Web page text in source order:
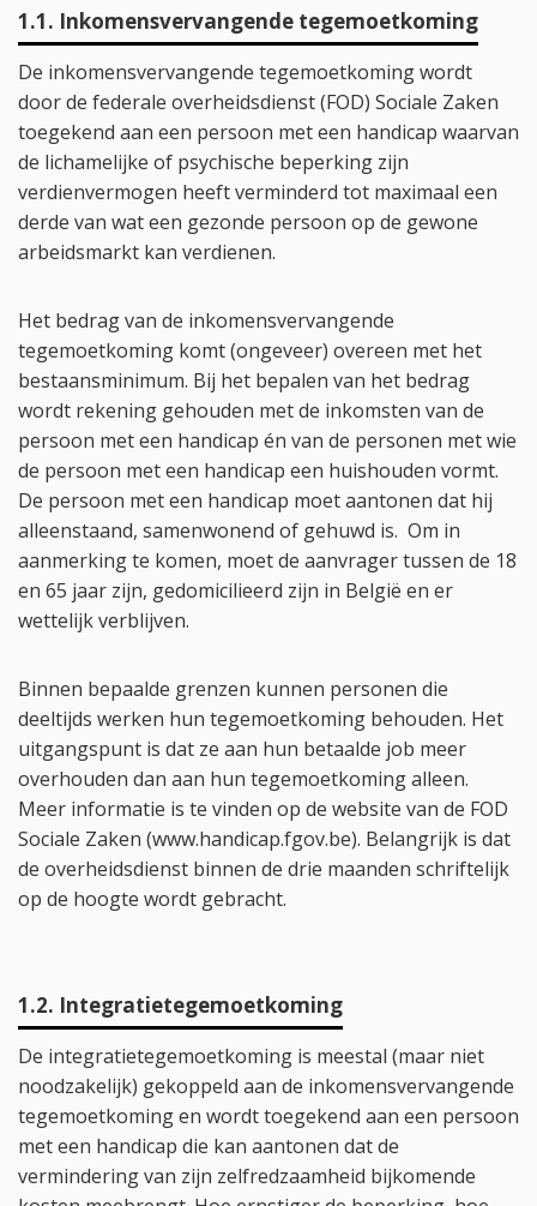
1.1. Inkomensvervangende tegemoetkoming
De inkomensvervangende tegemoetkoming wordt
door de federale overheidsdienst (FOD) Sociale Zaken
toegekend aan een persoon met een handicap waarvan
de lichamelijke of psychische beperking zijn
verdienvermogen heeft verminderd tot maximaal een
derde van wat een gezonde persoon op de gewone
arbeidsmarkt kan verdienen.
Het bedrag van de inkomensvervangende
tegemoetkoming komt (ongeveer) overeen met het
bestaansminimum. Bij het bepalen van het bedrag
wordt rekening gehouden met de inkomsten van de
persoon met een handicap én van de personen met wie
de persoon met een handicap een huishouden vormt.
De persoon met een handicap moet aantonen dat hij
alleenstaand, samenwonend of gehuwd is. Om in
aanmerking te komen, moet de aanvrager tussen de 18
en 65 jaar zijn, gedomicilieerd zijn in België en er
wettelijk verblijven.
Binnen bepaalde grenzen kunnen personen die
deeltijds werken hun tegemoetkoming behouden. Het
uitgangspunt is dat ze aan hun betaalde job meer
overhouden dan aan hun tegemoetkoming alleen.
Meer informatie is te vinden op de website van de FOD
Sociale Zaken (www.handicap.fgov.be). Belangrijk is dat
de overheidsdienst binnen de drie maanden schriftelijk
op de hoogte wordt gebracht.
1.2. Integratietegemoetkoming
De integratietegemoetkoming is meestal (maar niet
noodzakelijk) gekoppeld aan de inkomensvervangende
tegemoetkoming en wordt toegekend aan een persoon
met een handicap die kan aantonen dat de
vermindering van zijn zelfredzaamheid bijkomende